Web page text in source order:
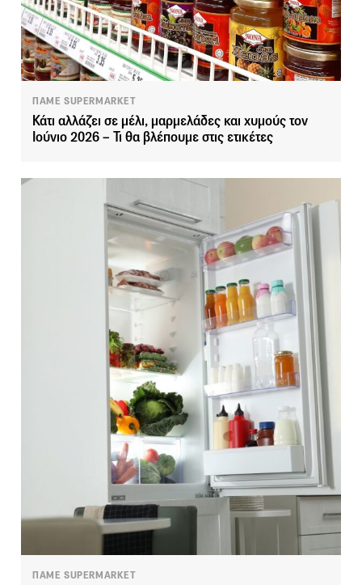
ΠΑΜΕ SUPERMARKET
Κάτι αλλάζει σε μέλι, μαρμελάδες και χυμούς τον
Ιούνιο 2026 – Τι θα βλέπουμε στις ετικέτες
ΠΑΜΕ SUPERMARKET